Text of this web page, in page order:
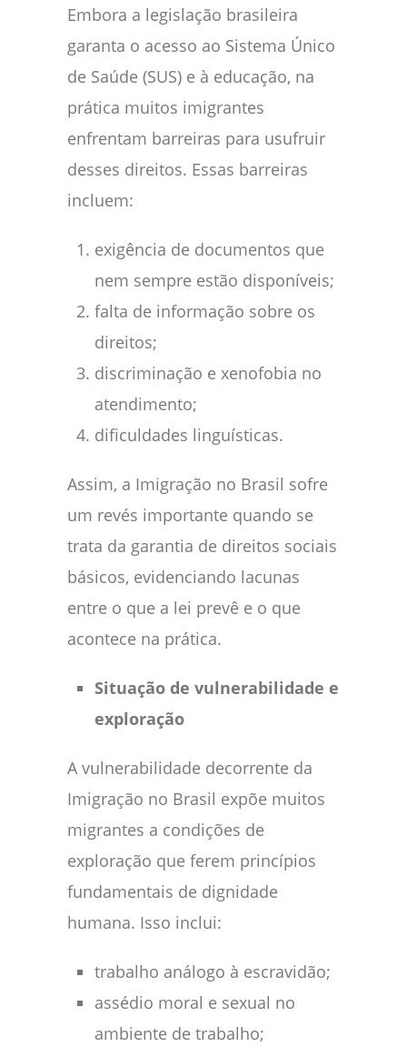
Embora a legislação brasileira
garanta o acesso ao Sistema Único
de Saúde (SUS) e à educação, na
prática muitos imigrantes
enfrentam barreiras para usufruir
desses direitos. Essas barreiras
incluem:
exigência de documentos que
nem sempre estão disponíveis;
falta de informação sobre os
direitos;
discriminação e xenofobia no
atendimento;
dificuldades linguísticas.
Assim, a Imigração no Brasil sofre
um revés importante quando se
trata da garantia de direitos sociais
básicos, evidenciando lacunas
entre o que a lei prevê e o que
acontece na prática.
Situação de vulnerabilidade e
exploração
A vulnerabilidade decorrente da
Imigração no Brasil expõe muitos
migrantes a condições de
exploração que ferem princípios
fundamentais de dignidade
humana. Isso inclui:
trabalho análogo à escravidão;
assédio moral e sexual no
ambiente de trabalho;